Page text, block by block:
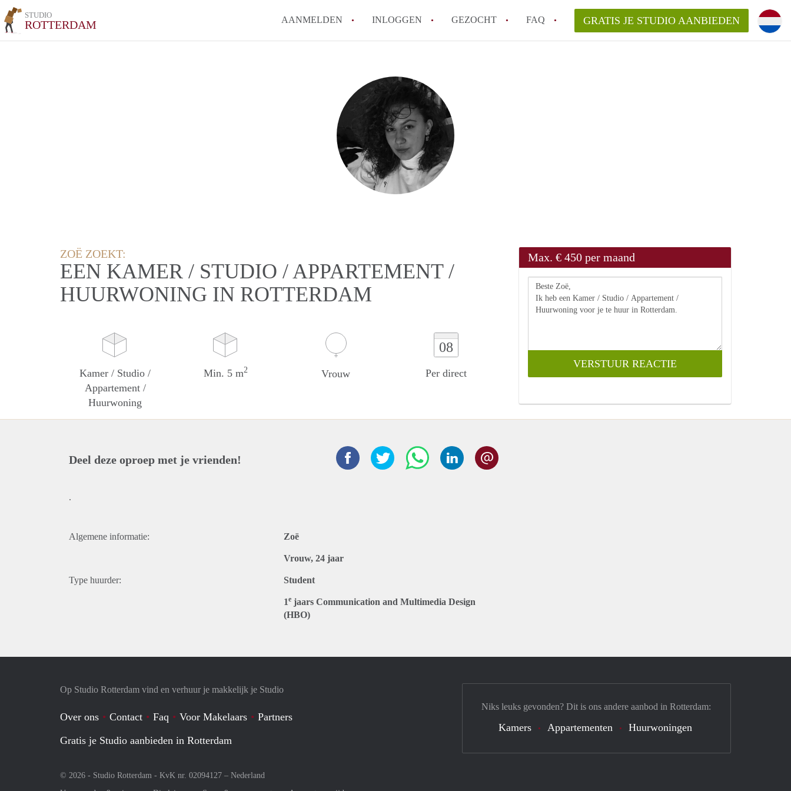
STUDIO
ROTTERDAM AANMELDEN INLOGGEN GEZOCHT FAQ
Wat is StudiosRotterdam?
Wat is de privacyverklaring van StudiosRotterdam?
Is StudiosRotterdam verantwoordelijk voor de aangeboden Studio / Studio's
in Rotterdam?
Alle veelgestelde vragen
GRATIS JE STUDIO AANBIEDEN
ZOË ZOEKT:
EEN KAMER / STUDIO / APPARTEMENT /
HUURWONING IN ROTTERDAM
Kamer / Studio /
Appartement /
Huurwoning
Min. 5 m2 Vrouw
08
Per direct
Max. € 450 per maand
Deel deze oproep met je vrienden!
.
Algemene informatie: Zoë
Vrouw, 24 jaar
Type huurder: Student
1e jaars Communication and Multimedia Design
(HBO)
Op Studio Rotterdam vind en verhuur je makkelijk je Studio
Over ons Contact Faq Voor Makelaars
Partners
Gratis je Studio aanbieden in Rotterdam
© 2026 - Studio Rotterdam - KvK nr. 02094127 – Nederland
Niks leuks gevonden? Dit is ons andere aanbod in Rotterdam:
Kamers Appartementen Huurwoningen